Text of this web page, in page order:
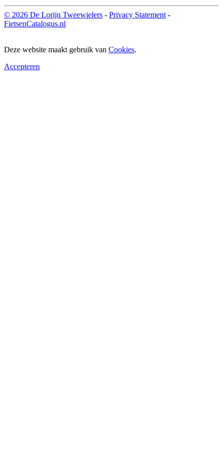
© 2026 De Lorijn Tweewielers - Privacy Statement -
FietsenCatalogus.nl
Deze website maakt gebruik van Cookies.
Accepteren